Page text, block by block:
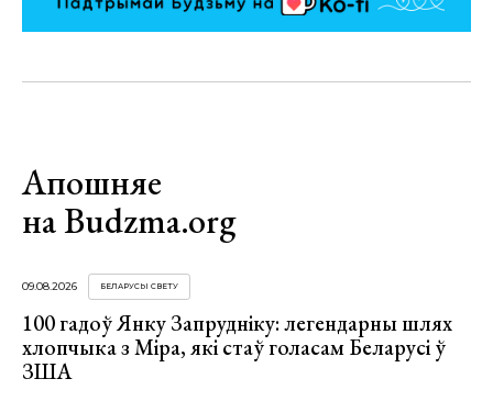
Апошняе
на Budzma.org
09.08.2026 БЕЛАРУСЫ СВЕТУ
100 гадоў Янку Запрудніку: легендарны шлях
хлопчыка з Міра, які стаў голасам Беларусі ў
ЗША